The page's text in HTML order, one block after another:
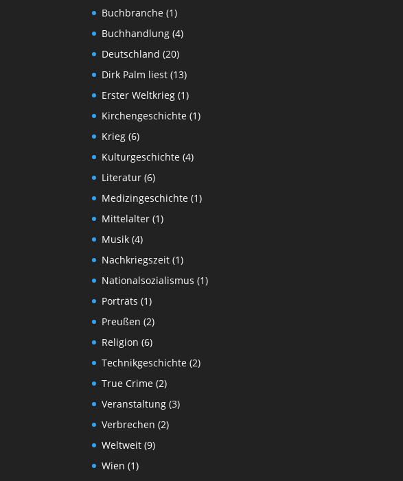
Buchbranche (1)
Buchhandlung (4)
Deutschland (20)
Dirk Palm liest (13)
Erster Weltkrieg (1)
Kirchengeschichte (1)
Krieg (6)
Kulturgeschichte (4)
Literatur (6)
Medizingeschichte (1)
Mittelalter (1)
Musik (4)
Nachkriegszeit (1)
Nationalsozialismus (1)
Porträts (1)
Preußen (2)
Religion (6)
Technikgeschichte (2)
True Crime (2)
Veranstaltung (3)
Verbrechen (2)
Weltweit (9)
Wien (1)